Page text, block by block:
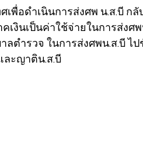
เพื่อดำเนินการส่งศพ น.ส.บี กลั
เงินเป็นค่าใช้จ่ายในการส่งศ
ตำรวจ ในการส่งศพน.ส.บี ไ
ละญาติน.ส.บี